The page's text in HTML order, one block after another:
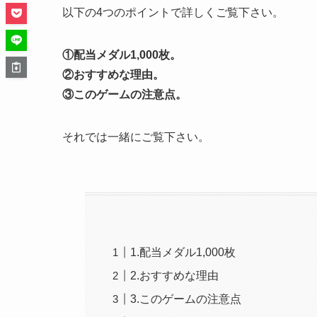
以下の4つのポイントで詳しくご覧下さい。
①配当メダル1,000枚。
②おすすめな理由。
③このゲームの注意点。
それでは一緒にご覧下さい。
1.配当メダル1,000枚
2.おすすめな理由
3.このゲームの注意点